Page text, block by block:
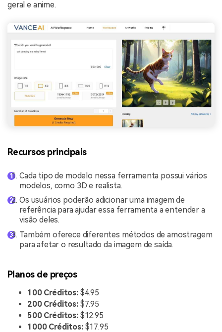
geral e anime.
Recursos principais
Cada tipo de modelo nessa ferramenta possui vários
modelos, como 3D e realista.
Os usuários poderão adicionar uma imagem de
referência para ajudar essa ferramenta a entender a
visão deles.
Também oferece diferentes métodos de amostragem
para afetar o resultado da imagem de saída.
Planos de preços
100 Créditos:$4.95
200 Créditos:$7.95
500 Créditos:$12.95
1000 Créditos:$17.95